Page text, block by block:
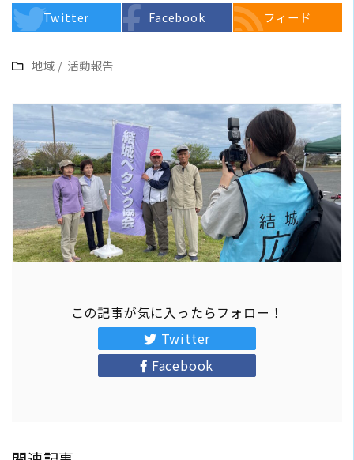
Twitter Facebook フィード
地域 / 活動報告
この記事が気に入ったらフォロー！
Twitter
Facebook